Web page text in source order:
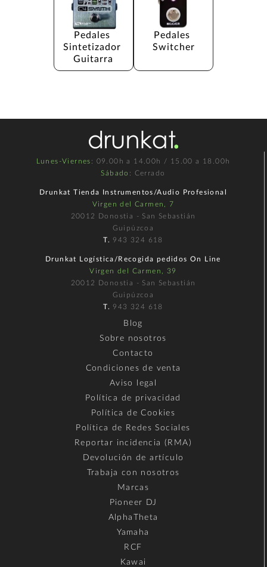
Pedales
Sintetizador
Guitarra
Pedales
Switcher
Lunes-Viernes : 09.00h a 14.00h / 15.00 a 18.00h
Sábado : Cerrado
Drunkat Tienda Instrumentos/Audio Profesional
Virgen del Carmen, 7
20012 Donostia - San Sebastián
Guipúzcoa
T. 943 324 618
Drunkat Logística/Recogida pedidos On Line
Virgen del Carmen, 39
20012 Donostia - San Sebastián
Guipúzcoa
T. 943 324 618
Blog
Sobre nosotros
Contacto
Condiciones de venta
Aviso legal
Política de privacidad
Política de Cookies
Política de Redes Sociales
Reportar incidencia (RMA)
Devolución de artículo
Trabaja con nosotros
Marcas
Pioneer DJ
AlphaTheta
Yamaha
RCF
Kawai